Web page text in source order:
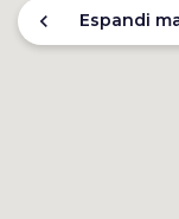
chevron_left Espandi